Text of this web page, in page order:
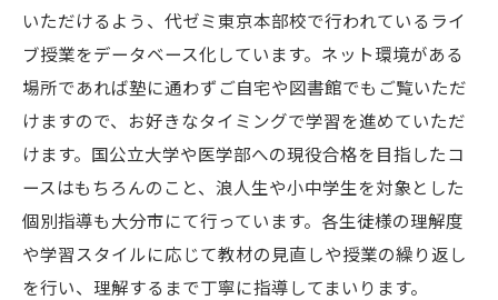
いただけるよう、代ゼミ東京本部校で行われているライ
ブ授業をデータベース化しています。ネット環境がある
場所であれば塾に通わずご自宅や図書館でもご覧いただ
けますので、お好きなタイミングで学習を進めていただ
けます。国公立大学や医学部への現役合格を目指したコ
ースはもちろんのこと、浪人生や小中学生を対象とした
個別指導も大分市にて行っています。各生徒様の理解度
や学習スタイルに応じて教材の見直しや授業の繰り返し
を行い、理解するまで丁寧に指導してまいります。